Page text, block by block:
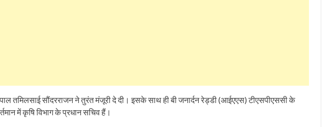
तमिलसाई सौंदरराजन ने तुरंत मंजूरी दे दी। इसके साथ ही बी जनार्दन रेड्डी (आईएएस) टीएसपीएससी के
में कृषि विभाग के प्रधान सचिव हैं।